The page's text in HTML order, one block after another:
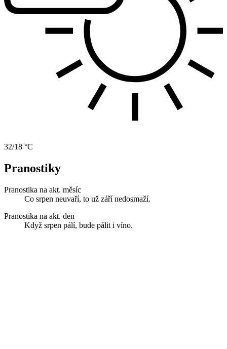
32/18 °C
Pranostiky
Pranostika na akt. měsíc
Co srpen neuvaří, to už září nedosmaží.
Pranostika na akt. den
Když srpen pálí, bude pálit i víno.